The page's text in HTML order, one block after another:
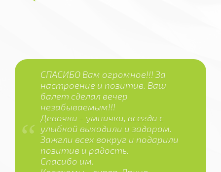
СПАСИБО Вам огромное!!! За
настроение и позитив. Ваш
балет сделал вечер
незабываемым!!!
Девочки - умнички, всегда с
улыбкой выходили и задором.
Зажгли всех вокруг и подарили
позитив и радость.
Спасибо им.